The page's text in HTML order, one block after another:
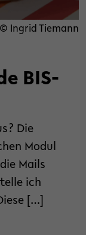
© Ingrid Tiemann
BIS-
Die
Modul
Mails
ich
[…]